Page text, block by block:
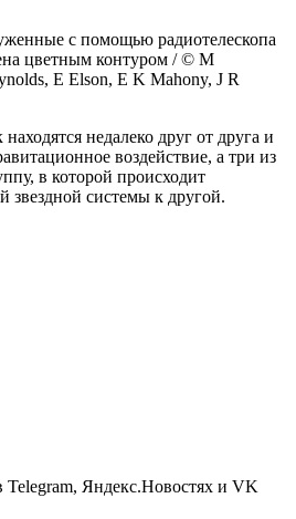
с помощью радиотелескопа
цветным контуром / © M
E Elson, E K Mahony, J R
недалеко друг от друга и
воздействие, а три из
в которой происходит
звездной системы к другой.
Telegram, Яндекс.Новостях и VK